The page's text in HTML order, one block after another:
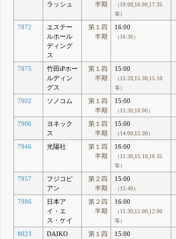
ラッシュ
半期
（10:00,16:00,17:35
等）
7872
エステー
ルホール
ディング
ス
第１四
半期
16:00
（16:30）
7875
竹田iPホー
ルディン
グス
第１四
半期
15:00
（15:20,15:30,15:10
等）
7902 ソノコム
第１四
半期
15:00
（15:30,16:00）
7906
ヨネック
ス
第１四
半期
15:00
（14:00,15:30）
7946 光陽社
第１四
半期
16:00
（15:30,15:10,16:35
等）
7957
フジコピ
アン
第２四
半期
15:00
（15:40）
7986
日本ア
イ・エ
ス・ケイ
第２四
半期
16:00
（15:30,15:00,12:00
等）
8023
DAIKO
第１四
15:00